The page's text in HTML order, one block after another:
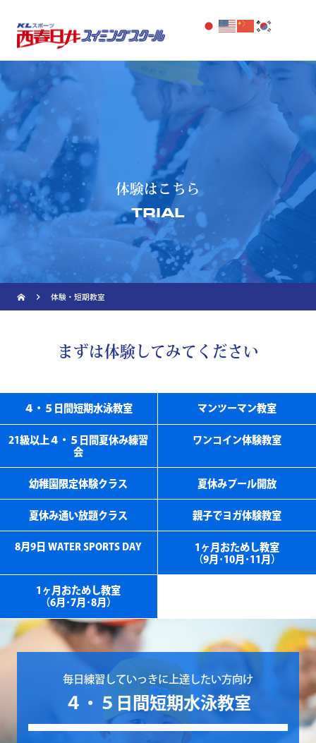
: Undefined array key "pass" in
/home/kls/kls.co.jp/public_html/
content/themes/nishikasugaiss_thema2/page-
extraclasses.php
体験はこちら
TRIAL
navigate_next 体験・短期教室
まずは体験してみてください
４・５日間短期水泳教室 マンツーマン教室
21級以上４・５日間夏休み練習
会
ワンコイン体験教室
幼稚園限定体験クラス 夏休みプール開放
夏休み通い放題クラス 親子でヨガ体験教室
8月9日 WATER SPORTS DAY
1ヶ月おためし教室
（9月･10月･11月）
1ヶ月おためし教室
（6月･7月･8月）
毎日練習していっきに上達したい方向け
４・５日間短期水泳教室